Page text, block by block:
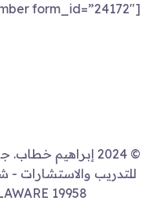
[ultimatemember form_id=”24172″]
© 2024 إبراهيم
19958